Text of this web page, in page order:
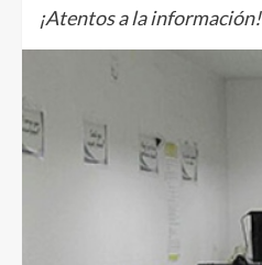
¡Atentos a la información!